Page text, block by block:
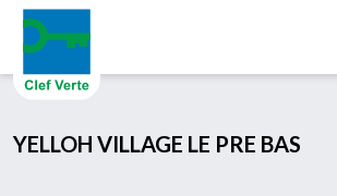
YELLOH VILLAGE LE PRE BAS